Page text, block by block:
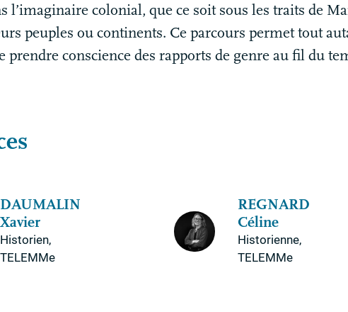
l’imaginaire colonial, que ce soit sous les traits de
peuples ou continents. Ce parcours permet tout
prendre conscience des rapports de genre au fil du
DAUMALIN
Xavier
Historien,
TELEMMe
REGNARD
Céline
Historienne,
TELEMMe